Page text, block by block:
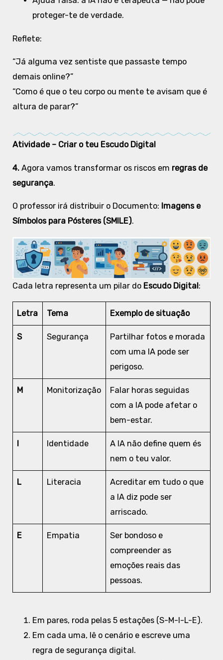
proteger-te de verdade.
Reflete:
“Já alguma vez sentiste que passaste tempo
demais online?”
“Como é que o teu corpo ou mente te avisam que é
altura de parar?”
Atividade – Criar o teu Escudo Digital
4.Agora vamos transformar os riscos em regras de
segurança.
O professor irá distribuir o Documento: Imagens e
Símbolos para Pósteres (SMILE).
Cada letra representa um pilar do Escudo Digital:
Letra Tema Exemplo de situação
S Segurança
Partilhar fotos e morada
com uma IA pode ser
perigoso.
M Monitorização
Falar horas seguidas
com a IA pode afetar o
bem-estar.
I Identidade
A IA não define quem és
nem o teu valor.
L Literacia
Acreditar em tudo o que
a IA diz pode ser
arriscado.
E Empatia
Ser bondoso e
compreender as
emoções reais das
pessoas.
Em pares, roda pelas 5 estações (S-M-I-L-E).
Em cada uma, lê o cenário e escreve uma
regra de segurança digital.